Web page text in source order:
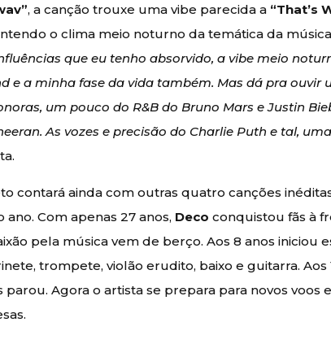
, a canção trouxe uma vibe parecida a “That’s
o clima meio noturno da temática da
que eu tenho absorvido, a vibe meio
e a minha fase da vida também. Mas dá pra ouvir
um pouco do R&B do Bruno Mars e Justin
As vozes e precisão do Charlie Puth e tal,
contará ainda com outras quatro canções
Com apenas 27 anos, Deco conquistou fãs à
pela música vem de berço. Aos 8 anos iniciou
trompete, violão erudito, baixo e guitarra. Aos
Agora o artista se prepara para novos voos